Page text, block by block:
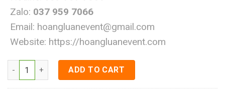
Zalo: 037 959 7066
Email: hoangluanevent@gmail.com
Website: https://hoangluanevent.com
Backdrop sinh nhật hình tim quantity
ADD TO CART